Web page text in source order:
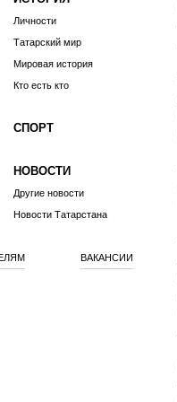
Личности
Татарский мир
Мировая история
Кто есть кто
СПОРТ
НОВОСТИ
Другие новости
Новости Татарстана
ВАКАНСИИ